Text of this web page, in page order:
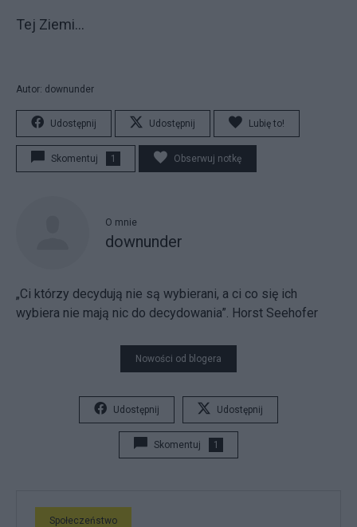
Tej Ziemi...
Autor: downunder
Udostępnij Udostępnij Lubię to!
Skomentuj 1 Obserwuj notkę
O mnie
downunder
„Ci którzy decydują nie są wybierani, a ci co się ich
wybiera nie mają nic do decydowania”. Horst Seehofer
Nowości od blogera
Udostępnij Udostępnij
Skomentuj 1
Społeczeństwo